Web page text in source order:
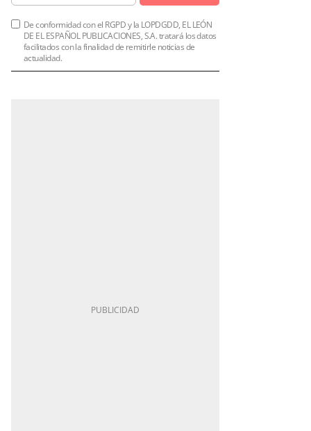
De conformidad con el RGPD y la LOPDGDD, EL LEÓN
DE EL ESPAÑOL PUBLICACIONES, S.A. tratará los datos
facilitados con la finalidad de remitirle noticias de
actualidad.